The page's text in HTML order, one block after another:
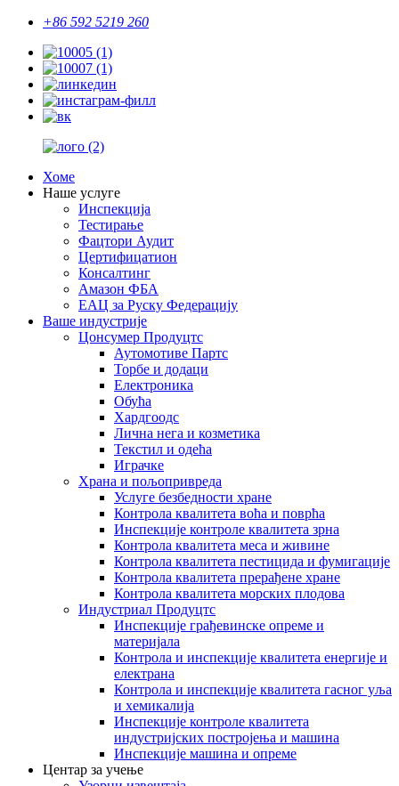
+86 592 5219 260
Хоме
Наше услуге
Инспекција
Тестирање
Фацтори Аудит
Цертифицатион
Консалтинг
Амазон ФБА
ЕАЦ за Руску Федерацију
Ваше индустрије
Цонсумер Продуцтс
Аутомотиве Партс
Торбе и додаци
Електроника
Обућа
Хардгоодс
Лична нега и козметика
Текстил и одећа
Играчке
Храна и пољопривреда
Услуге безбедности хране
Контрола квалитета воћа и поврћа
Инспекције контроле квалитета зрна
Контрола квалитета меса и живине
Контрола квалитета пестицида и фумигације
Контрола квалитета прерађене хране
Контрола квалитета морских плодова
Индустриал Продуцтс
Инспекције грађевинске опреме и
материјала
Контрола и инспекције квалитета енергије и
електрана
Контрола и инспекције квалитета гасног уља
и хемикалија
Инспекције контроле квалитета
индустријских постројења и машина
Инспекције машина и опреме
Центар за учење